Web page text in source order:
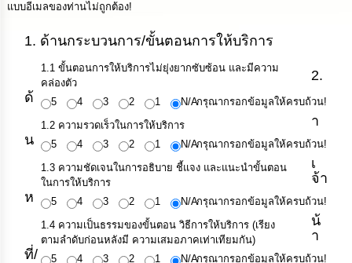
ส่ง
คุณธรรม
และ
ความ
โปร่งใส
ร้อง
เรียน
ร้อง
ทุกข์
Service
แบบอีเมลของท่านไม่ถูกต้อง!
1. ด้านกระบวนการ/ขั้นตอนการให้บริการ
1.1 ขั้นตอนการให้บริการไม่ยุ่งยากซับซ้อน และมีความ
คล่องตัว
5
4 3 2 1 N/Aกรุณากรอกข้อมูลให้ครบถ้วน!
1.2 ความรวดเร็วในการให้บริการ
5
4 3 2 1 N/Aกรุณากรอกข้อมูลให้ครบถ้วน!
1.3 ความชัดเจนในการอธิบาย ชี้แจง และแนะนำขั้นตอน
ในการให้บริการ
5
4 3 2 1 N/Aกรุณากรอกข้อมูลให้ครบถ้วน!
1.4 ความเป็นธรรมของขั้นตอน วิธีการให้บริการ (เรียง
ตามลำดับก่อนหลังมี ความเสมอภาคเท่าเทียมกัน)
5
4 3 2 1 N/Aกรุณากรอกข้อมูลให้ครบถ้วน!
2.
ด้
า
น
เ
จ้า
ห
น้
า
ที่/